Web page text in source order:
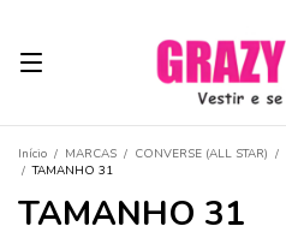
Início / MARCAS / CONVERSE (ALL STAR) /
/ TAMANHO 31
TAMANHO 31